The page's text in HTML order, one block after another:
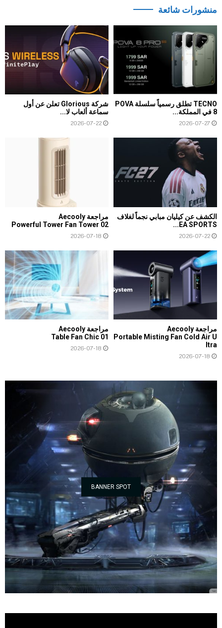
منشورات شائعة
TECNO تطلق رسمياً سلسلة POVA
8 في المملكة...
2026-07-27
شركة Glorious تعلن عن أول
سماعة ألعاب لا...
2026-07-22
الكشف عن كيليان مبابي نجماً لغلاف
EA SPORTS...
2026-07-22
مراجعة Aecooly
Powerful Tower Fan Tower 02
2026-07-18
مراجعة Aecooly
Portable Misting Fan Cold Air U
ltra
2026-07-18
مراجعة Aecooly
Table Fan Chic 01
2026-07-18
BANNER SPOT